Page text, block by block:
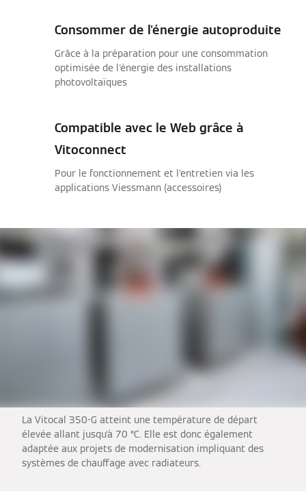
Consommer de l'énergie autoproduite
Grâce à la préparation pour une consommation
optimisée de l'énergie des installations
photovoltaïques
Compatible avec le Web grâce à
Vitoconnect
Pour le fonctionnement et l'entretien via les
applications Viessmann (accessoires)
La Vitocal 350-G atteint une température de départ
élevée allant jusqu'à 70 °C. Elle est donc également
adaptée aux projets de modernisation impliquant des
systèmes de chauffage avec radiateurs.